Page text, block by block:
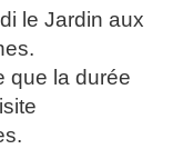
le Jardin aux
que la durée